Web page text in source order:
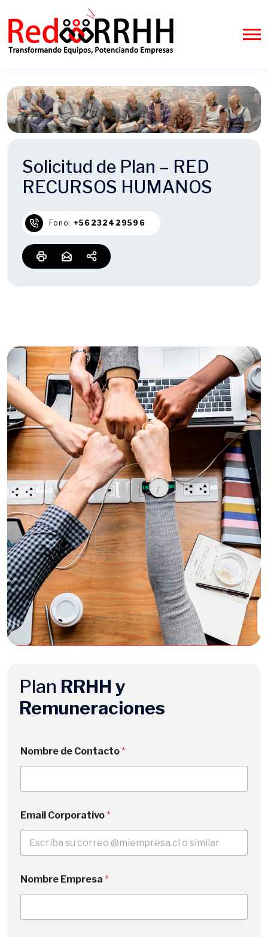
Solicitud de Plan – RED
RECURSOS HUMANOS
Fono: +56232429596
Plan RRHH y
Remuneraciones
Nombre de Contacto*
Email Corporativo*
Nombre Empresa *